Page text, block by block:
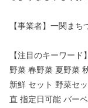
【事業者】一関まち
【注目のキーワード】
野菜 春野菜 夏野菜
新鮮 セット 野菜セ
直 指定日可能 バー